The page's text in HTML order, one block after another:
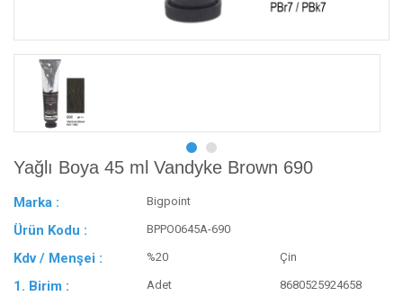
Yağlı Boya 45 ml Vandyke Brown 690
Marka : Bigpoint
Ürün Kodu : BPPO0645A-690
Kdv / Menşei : %20 Çin
1. Birim : Adet 8680525924658